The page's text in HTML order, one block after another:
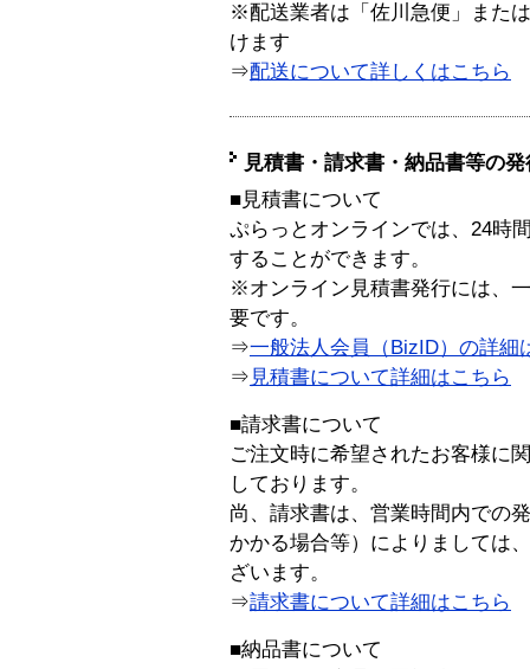
※配送業者は「佐川急便」また
けます
⇒配送について詳しくはこちら
見積書・請求書・納品書等の
■見積書について
ぷらっとオンラインでは、24時
することができます。
※オンライン見積書発行には、
要です。
⇒一般法人会員（BizID）の詳細
⇒ 見積書について詳細はこちら
■請求書について
ご注文時に希望されたお客様に
しております。
尚、請求書は、営業時間内での
かかる場合等）によりましては
ざいます。
⇒請求書について詳細はこちら
■納品書について